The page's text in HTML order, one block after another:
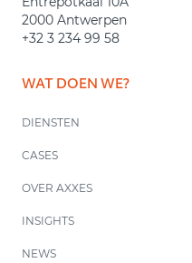
2000 Antwerpen
+32 3 234 99 58
WAT DOEN WE?
DIENSTEN
CASES
OVER AXXES
INSIGHTS
NEWS